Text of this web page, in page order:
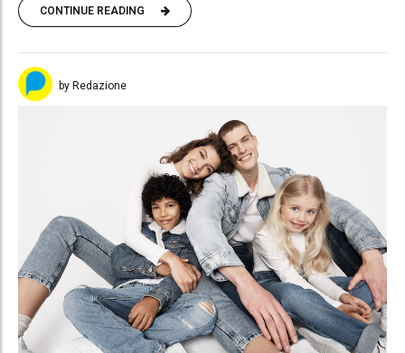
CONTINUE READING
by Redazione